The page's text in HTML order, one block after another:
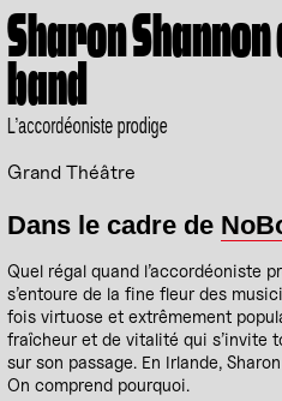
Sharon Shannon
band
L’accordéoniste prodige
Grand Théâtre
Dans le cadre de
Quel régal quand l’accordéoniste
s’entoure de la fine fleur des
fois virtuose et extrêmement
fraîcheur et de vitalité qui s’invite
sur son passage. En Irlande,
On comprend pourquoi.